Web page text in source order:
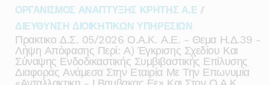
ΟΡΓΑΝΙΣΜΟΣ ΑΝΑΠΤΥΞΗΣ ΚΡΗΤΗΣ Α.Ε /
ΔΙΕΥΘΥΝΣΗ ΔΙΟΙΚΗΤΙΚΩΝ ΥΠΗΡΕΣΙΩΝ
Πρακτικο Δ.σ. 05/2026 Ο.α.κ. Α.ε. - Θεμα Η.δ.39 -
Λήψη Απόφασης Περί: Α) Έγκρισης Σχεδίου Και
Σύναψης Ενδοδικαστικής Συμβιβαστικής Επίλυσης
Διαφοράς Ανάμεσα Στην Εταιρία Με Την Επωνυμία